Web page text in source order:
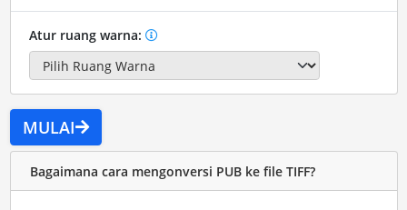
Atur ruang warna:
MULAI
Bagaimana cara mengonversi PUB ke file TIFF?